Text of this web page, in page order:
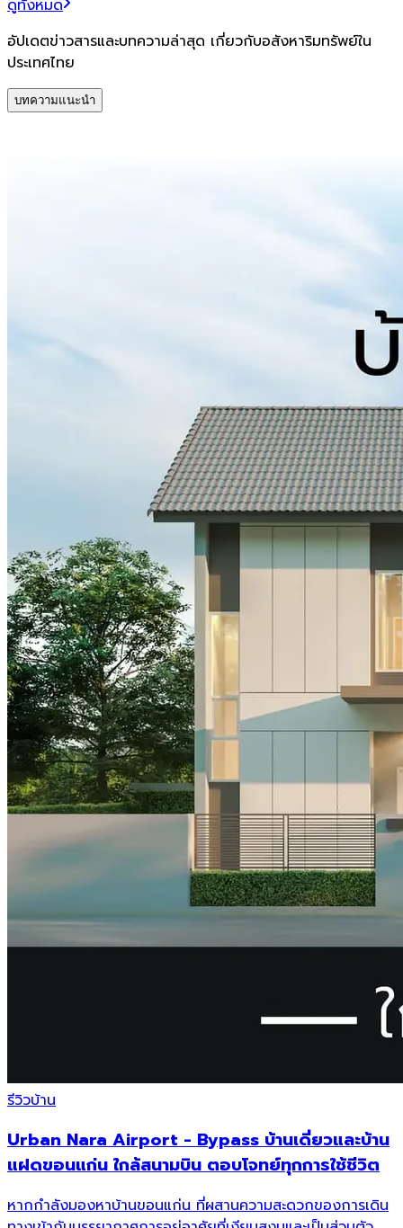
ดูทั้งหมด
อัปเดตข่าวสารและบทความล่าสุด เกี่ยวกับอสังหาริมทรัพย์ใน
ประเทศไทย
บทความแนะนำ
รีวิวบ้าน
Urban Nara Airport - Bypass บ้านเดี่ยวและบ้าน
แฝดขอนแก่น ใกล้สนามบิน ตอบโจทย์ทุกการใช้ชีวิต
หากกำลังมองหาบ้านขอนแก่น ที่ผสานความสะดวกของการเดิน